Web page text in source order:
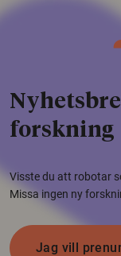
forskning
Visste du att robotar
Missa ingen ny
Jag vill